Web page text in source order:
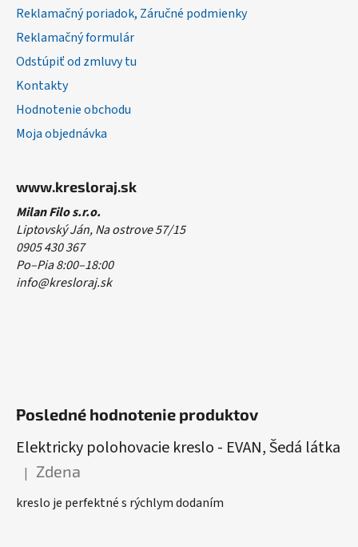
Reklamačný poriadok, Záručné podmienky
Reklamačný formulár
Odstúpiť od zmluvy tu
Kontakty
Hodnotenie obchodu
Moja objednávka
www.kresloraj.sk
Milan Filo s.r.o.
Liptovský Ján, Na ostrove 57/15
0905 430 367
Po–Pia 8:00–18:00
info@kresloraj.sk
Posledné hodnotenie produktov
Elektricky polohovacie kreslo - EVAN, Šedá látka
Hodnotenie produktu je 5 z 5 hviezdičiek.
| Zdena
kreslo je perfektné s rýchlym dodaním